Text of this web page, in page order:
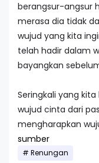
berangsur-angsur
merasa dia tidak
wujud yang kita
telah hadir dalam
bayangkan
Seringkali yang
wujud cinta dari
mengharapkan
sumber
Renungan